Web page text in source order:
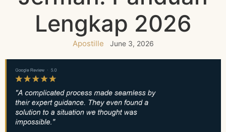
Lengkap 2026
Apostille June 3, 2026